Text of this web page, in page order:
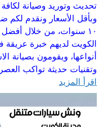
تحديث وتوريد وصيانة لكافة
وبأقل الأسعار ونقدم
١٠ سنوات، من خلال
الكويت لديهم خبرة
أنواعها، ويقومون بصيانة
وتقنيات حديثة تواكب
اقرأ المزيد